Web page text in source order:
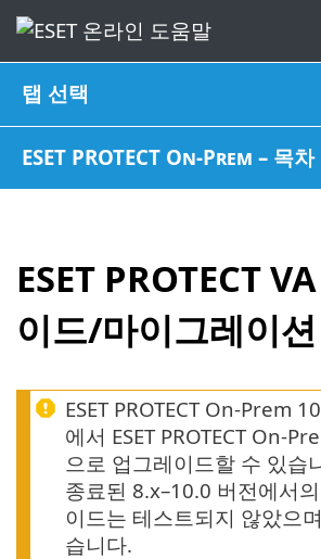
탭 선택
ESET PROTECT On-Prem – 목차
ESET PROTECT
이드/마이그레이션
ESET PROTECT On-Prem
에서 ESET PROTECT On-
으로 업그레이드할 수 있습
종료된 8.x–10.0 버전에서
이드는 테스트되지 않았으
습니다.